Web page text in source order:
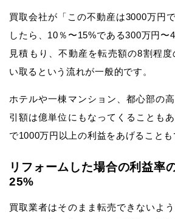
買取会社が「この不動産は3000万円
したら、10％〜15%である300万円〜
見積もり、不動産を転売額の8割程
い取るという流れが一般的です。
ホテルや一棟マンション、都心部の
引額は億単位にもなってくることも
で1000万円以上の利益をあげることも
リフォームした場合の利益率
25%
買取業者はそのまま転売できないよ